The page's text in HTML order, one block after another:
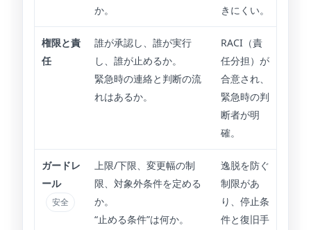
か。
きにくい。
権限と責
任
誰が承認し、誰が実行
し、誰が止めるか。
緊急時の連絡と判断の流
れはあるか。
RACI（責
任分担）が
合意され、
緊急時の判
断者が明
確。
ガードレ
ール
安全
上限/下限、変更幅の制
限、対象外条件を定める
か。
“止める条件”は何か。
逸脱を防ぐ
制限があ
り、停止条
件と復旧手